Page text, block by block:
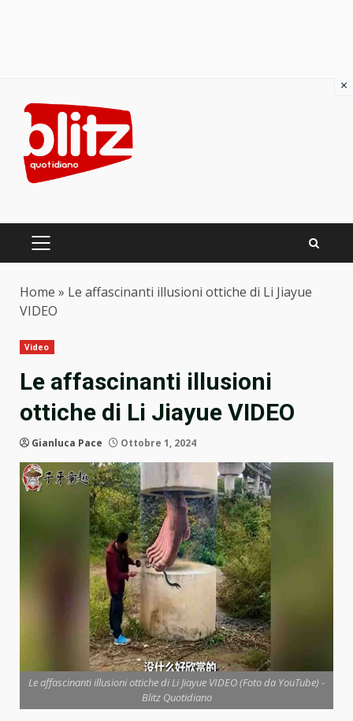
content
PRIMARY
Home » Le affascinanti illusioni ottiche di Li Jiayue
VIDEO
Video
Le affascinanti illusioni
ottiche di Li Jiayue VIDEO
Gianluca Pace Ottobre 1, 2024
Le affascinanti illusioni ottiche di Li Jiayue VIDEO (Foto da YouTube) -
Blitz Quotidiano
×